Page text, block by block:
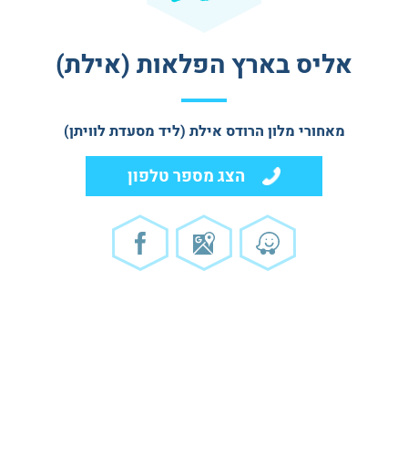
אליס בארץ הפלאות (אילת)
מאחורי מלון הרודס אילת (ליד מסעדת לוויתן)
הצג מספר טלפון